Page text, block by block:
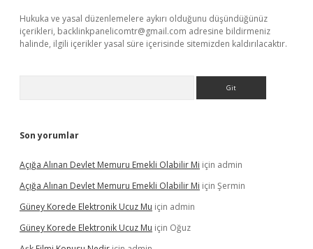
Hukuka ve yasal düzenlemelere aykırı olduğunu düşündüğünüz
içerikleri, backlinkpanelicomtr@gmail.com adresine bildirmeniz
halinde, ilgili içerikler yasal süre içerisinde sitemizden kaldırılacaktır.
Son yorumlar
Açığa Alınan Devlet Memuru Emekli Olabilir Mi için admin
Açığa Alınan Devlet Memuru Emekli Olabilir Mi için Şermin
Güney Korede Elektronik Ucuz Mu için admin
Güney Korede Elektronik Ucuz Mu için Oğuz